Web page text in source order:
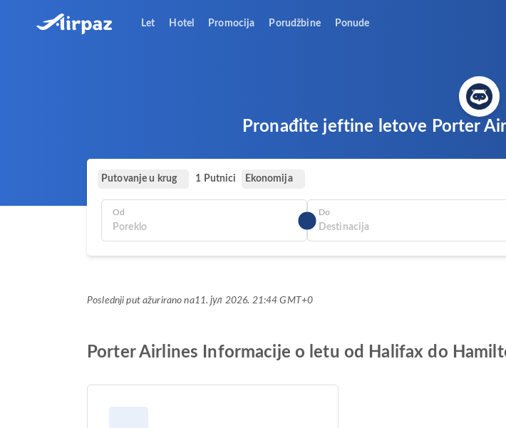
Let Hotel Promocija Porudžbine Ponude
Pronađite jeftine letove Porter
Putovanje u krug 1 Putnici Ekonomija
Od Do
Poslednji put ažurirano na11. јул 2026. 21:44 GMT+0
Porter Airlines Informacije o letu od Halifax do